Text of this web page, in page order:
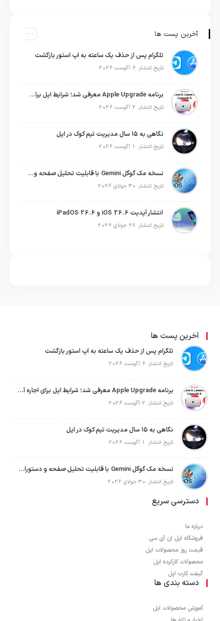
آخرین پست ها
تلگرام پس از حذف یک ساعته به اپ استور بازگشت
تاریخ انتشار: 6 آگوست 2026
برنامه Apple Upgrade معرفی شد؛ شرایط اپل برای اجاره آیفون، آیپد، مک و اپل واچ
تاریخ انتشار: 2 آگوست 2026
نگاهی به ۱۵ سال مدیریت تیم کوک در اپل
تاریخ انتشار: 1 آگوست 2026
نسخه مک گوگل Gemini با قابلیت تحلیل صفحه و دستورات صوتی در به‌روزرسانی جدید
تاریخ انتشار: 30 جولای 2026
انتشار آپدیت iOS 26.6 و iPadOS 26.6
تاریخ انتشار: 28 جولای 2026
آخرین پست ها
تلگرام پس از حذف یک ساعته به اپ استور بازگشت
تاریخ انتشار: 6 آگوست 2026
برنامه Apple Upgrade معرفی شد؛ شرایط اپل برای اجاره آیفون، آیپد، مک و اپل واچ
تاریخ انتشار: 2 آگوست 2026
نگاهی به ۱۵ سال مدیریت تیم کوک در اپل
تاریخ انتشار: 1 آگوست 2026
نسخه مک گوگل Gemini با قابلیت تحلیل صفحه و دستورات صوتی در به‌روزرسانی جدید
تاریخ انتشار: 30 جولای 2026
دسترسی سریع
درباره ما
فروشگاه اپل اِن آی سی
قیمت روز محصولات اپل
محصولات کارکرده اپل
گیفت کارت اپل
دسته بندی ها
آموزش محصولات اپل